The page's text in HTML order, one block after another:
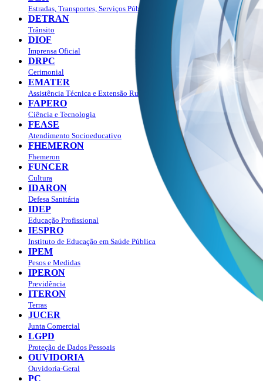
Estradas, Transportes, Serviços Públicos
DETRAN
Trânsito
DIOF
Imprensa Oficial
DRPC
Cerimonial
EMATER
Assistência Técnica e Extensão Rural
FAPERO
Ciência e Tecnologia
FEASE
Atendimento Socioeducativo
FHEMERON
Fhemeron
FUNCER
Cultura
IDARON
Defesa Sanitária
IDEP
Educação Profissional
IESPRO
Instituto de Educação em Saúde Pública
IPEM
Pesos e Medidas
IPERON
Previdência
ITERON
Terras
JUCER
Junta Comercial
LGPD
Proteção de Dados Pessoais
OUVIDORIA
Ouvidoria-Geral
PC